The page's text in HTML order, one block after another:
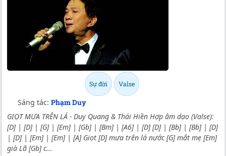
Sự đời Valse
Sáng tác: Phạm Duy
GIỌT MƯA TRÊN LÁ - Duy Quang & Thái Hiền Hợp âm dạo (Valse):
[D] | [D] | [G] | [Em] | [Gb] | [Bm] | [A6] | [D] [D] | [Bb] | [Bb] | [D]
| [D] | [Em] | [Em] | [A] Giọt [D] mưa trên lá nước [G] mắt mẹ [Em]
già Lã [Gb] c...